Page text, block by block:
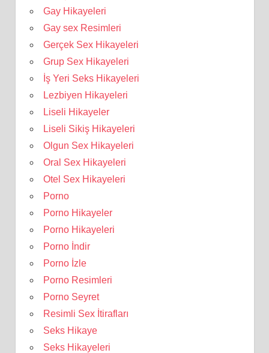
Gay Hikayeleri
Gay sex Resimleri
Gerçek Sex Hikayeleri
Grup Sex Hikayeleri
İş Yeri Seks Hikayeleri
Lezbiyen Hikayeleri
Liseli Hikayeler
Liseli Sikiş Hikayeleri
Olgun Sex Hikayeleri
Oral Sex Hikayeleri
Otel Sex Hikayeleri
Porno
Porno Hikayeler
Porno Hikayeleri
Porno İndir
Porno İzle
Porno Resimleri
Porno Seyret
Resimli Sex İtirafları
Seks Hikaye
Seks Hikayeleri